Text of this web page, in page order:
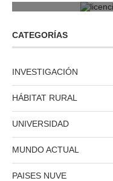
CATEGORÍAS
INVESTIGACIÓN
HÁBITAT RURAL
UNIVERSIDAD
MUNDO ACTUAL
PAISES NUVE